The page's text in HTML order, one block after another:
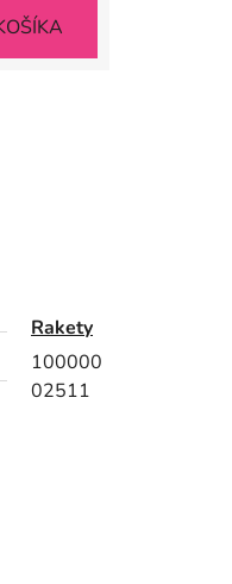
Rakety
100000
02511